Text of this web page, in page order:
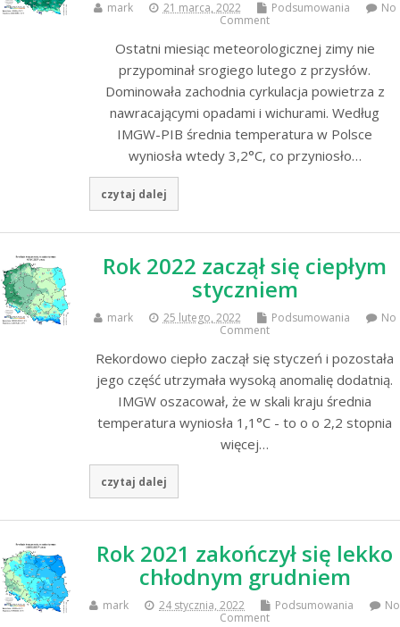
mark 21 marca, 2022 Podsumowania
No
Comment
Ostatni miesiąc meteorologicznej zimy nie
przypominał srogiego lutego z przysłów.
Dominowała zachodnia cyrkulacja powietrza z
nawracającymi opadami i wichurami. Według
IMGW-PIB średnia temperatura w Polsce
wyniosła wtedy 3,2°C, co przyniosło…
czytaj dalej
Rok 2022 zaczął się ciepłym
styczniem
mark 25 lutego, 2022 Podsumowania
No
Comment
Rekordowo ciepło zaczął się styczeń i pozostała
jego część utrzymała wysoką anomalię dodatnią.
IMGW oszacował, że w skali kraju średnia
temperatura wyniosła 1,1°C - to o o 2,2 stopnia
więcej…
czytaj dalej
Rok 2021 zakończył się lekko
chłodnym grudniem
mark 24 stycznia, 2022 Podsumowania
No
Comment